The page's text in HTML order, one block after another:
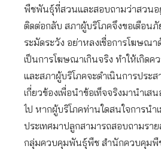
พืชพันธุ์ที่สวนและสอบถามว่าสวนอ
ติดต่อกลับ สภาผู้บริโภคจึงขอเตือนภั
ระมัดระวัง อย่าหลงเชื่อการโฆษณา
เป็นการโฆษณาเกินจริง ทำให้เกิดค
และสภาผู้บริโภคจะดำเนินการปร
เกี่ยวข้องเพื่อนำข้อเท็จจริงมานำเส
ไป หากผู้บริโภคท่านใดสนใจการนำ
ประเทศมาปลูกสามารถสอบถามราย
กลุ่มควบคุมพันธุ์พืช สํานักควบคุมพื